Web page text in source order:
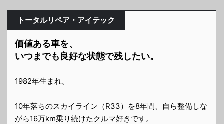
トータルリペア・アイテック
価値ある車を、
いつまでも良好な状態で残したい。
1982年生まれ。
10年落ちのスカイライン（R33）を8年間、自ら整備しな
がら16万km乗り続けたクルマ好きです。